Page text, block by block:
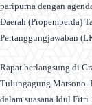
paripurna dengan
Daerah (Propemperda)
Pertanggungjawaban
Rapat berlangsung di
Tulungagung Marsono.
dalam suasana Idul Fitri